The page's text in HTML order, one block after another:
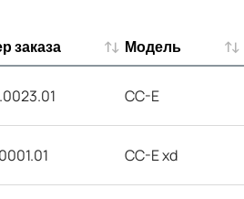
заказа Модель
CC-E
CC-E xd